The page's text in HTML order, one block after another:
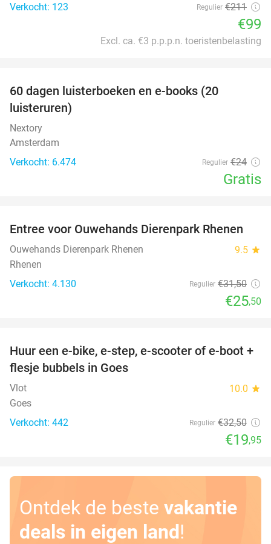
Verkocht: 123
Regulier €211
€99
Excl. ca. €3 p.p.p.n. toeristenbelasting
60 dagen luisterboeken en e-books (20
luisteruren)
Nextory
Amsterdam
Verkocht: 6.474
Regulier €24
Gratis
19%
Entree voor Ouwehands Dierenpark Rhenen
Ouwehands Dierenpark Rhenen 9.5 star
Rhenen
Verkocht: 4.130
Regulier €31,50
€25,50
39%
Huur een e-bike, e-step, e-scooter of e-boot +
flesje bubbels in Goes
Vlot 10.0 star
Goes
Verkocht: 442
Regulier €32,50
€19,95
Ontdek de beste vakantie
deals in eigen land!